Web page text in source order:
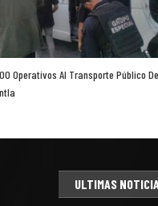
Operativos Al Transporte Público De
ULTIMAS